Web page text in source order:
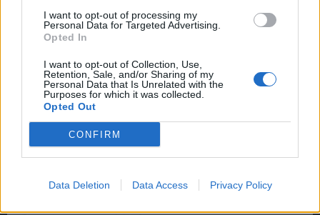
I want to opt-out of processing my
Personal Data for Targeted Advertising.
Opted In
I want to opt-out of Collection, Use,
Retention, Sale, and/or Sharing of my
Personal Data that Is Unrelated with the
Purposes for which it was collected.
Opted Out
CONFIRM
Data Deletion Data Access Privacy Policy
30kdias +das was sie für s bieten gaben nicht mal ein
zentel für das es TÜV bekommen hat
.-Gorgon-.gefällt dies.
wussel
User